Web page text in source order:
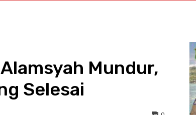
Mundur,
Selesai